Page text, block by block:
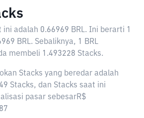
ini adalah 0.66969 BRL. Ini berarti 1
BRL. Sebaliknya, 1 BRL
membeli 1.493228 Stacks.
Stacks yang beredar adalah
Stacks, dan Stacks saat ini
pasar sebesarR$